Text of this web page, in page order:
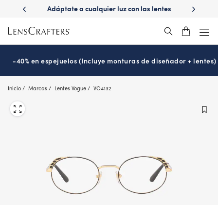
main
content
a cualquier luz con las lentes
¿Es hora de tu examen
-40% en espejuelos (Incluye monturas de diseñador + lentes)
Inicio Marcas Lentes Vogue VO4132